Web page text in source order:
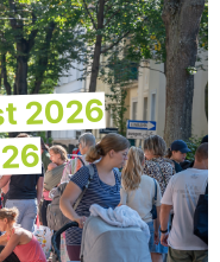
2026